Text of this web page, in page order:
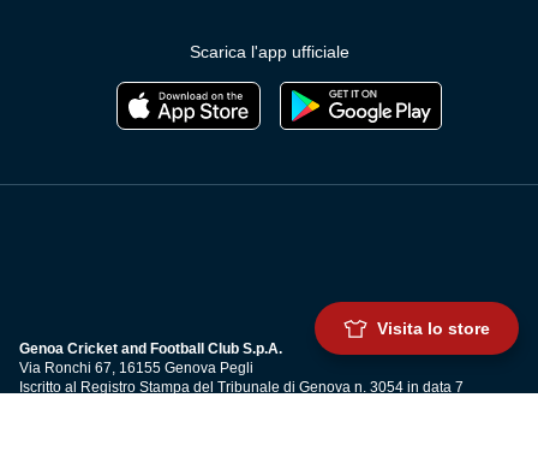
Scarica l'app ufficiale
Genoa Cricket and Football Club S.p.A.
Via Ronchi 67, 16155 Genova Pegli
Iscritto al Registro Stampa del Tribunale di Genova n. 3054 in data 7
Visita lo store